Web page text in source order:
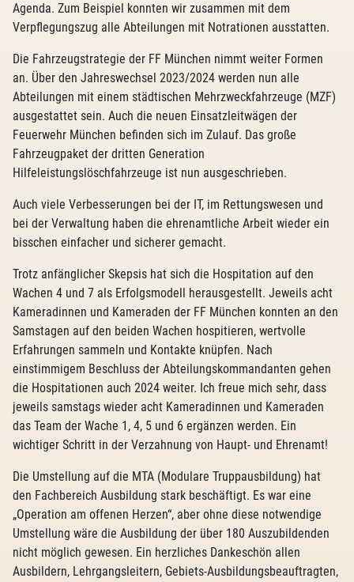
Agenda. Zum Beispiel konnten wir zusammen mit dem
Verpflegungszug alle Abteilungen mit Notrationen ausstatten.
Die Fahrzeugstrategie der FF München nimmt weiter Formen
an. Über den Jahreswechsel 2023/2024 werden nun alle
Abteilungen mit einem städtischen Mehrzweckfahrzeuge (MZF)
ausgestattet sein. Auch die neuen Einsatzleitwägen der
Feuerwehr München befinden sich im Zulauf. Das große
Fahrzeugpaket der dritten Generation
Hilfeleistungslöschfahrzeuge ist nun ausgeschrieben.
Auch viele Verbesserungen bei der IT, im Rettungswesen und
bei der Verwaltung haben die ehrenamtliche Arbeit wieder ein
bisschen einfacher und sicherer gemacht.
Trotz anfänglicher Skepsis hat sich die Hospitation auf den
Wachen 4 und 7 als Erfolgsmodell herausgestellt. Jeweils acht
Kameradinnen und Kameraden der FF München konnten an den
Samstagen auf den beiden Wachen hospitieren, wertvolle
Erfahrungen sammeln und Kontakte knüpfen. Nach
einstimmigem Beschluss der Abteilungskommandanten gehen
die Hospitationen auch 2024 weiter. Ich freue mich sehr, dass
jeweils samstags wieder acht Kameradinnen und Kameraden
das Team der Wache 1, 4, 5 und 6 ergänzen werden. Ein
wichtiger Schritt in der Verzahnung von Haupt- und Ehrenamt!
Die Umstellung auf die MTA (Modulare Truppausbildung) hat
den Fachbereich Ausbildung stark beschäftigt. Es war eine
„Operation am offenen Herzen“, aber ohne diese notwendige
Umstellung wäre die Ausbildung der über 180 Auszubildenden
nicht möglich gewesen. Ein herzliches Dankeschön allen
Ausbildern, Lehrgangsleitern, Gebiets-Ausbildungsbeauftragten,